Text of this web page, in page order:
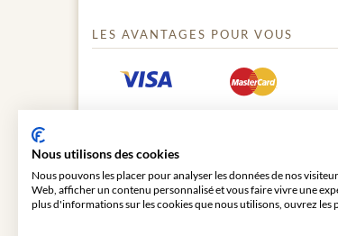
LES AVANTAGES POUR VOUS
Nous utilisons des cookies
Nous pouvons les placer pour analyser les données de nos
Web, afficher un contenu personnalisé et vous faire vivre une
plus d'informations sur les cookies que nous utilisons, ouvrez les